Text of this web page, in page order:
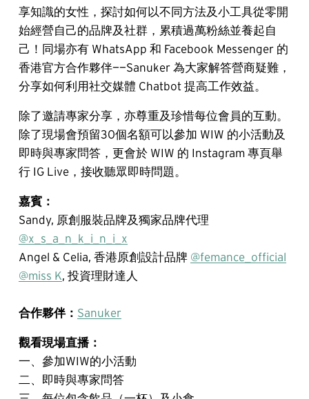
享知識的女性，探討如何以不同方法及小工具從零開
始經營自己的品牌及社群，累積過萬粉絲並養起自
己！同場亦有 WhatsApp 和 Facebook Messenger 的
香港官方合作夥伴——Sanuker 為大家解答營商疑難，
分享如何利用社交媒體 Chatbot 提高工作效益。
除了邀請專家分享，亦尊重及珍惜每位會員的互動。
除了現場會預留30個名額可以參加 WIW 的小活動及
即時與專家問答，更會於 WIW 的 Instagram 專頁舉
行 IG Live，接收聽眾即時問題。
嘉賓：
Sandy, 原創服裝品牌及獨家品牌代理
@x_s_a_n_k_i_n_i_x
Angel & Celia, 香港原創設計品牌 @femance_official
@miss K, 投資理財達人
合作夥伴： Sanuker
觀看現場直播：
一、參加WIW的小活動
二、即時與專家問答